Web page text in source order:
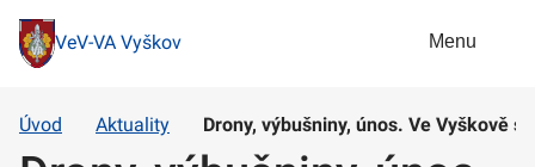
VeV-VA Vyškov Menu
Úvod Aktuality Drony, výbušniny, únos. Ve Vyškově